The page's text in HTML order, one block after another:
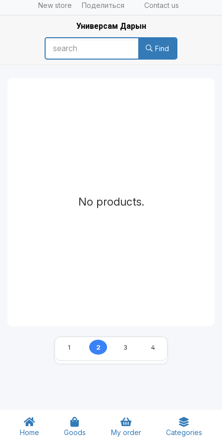
New store Поделиться Contact us
Универсам Дарын
Find
No products.
1 2 3 4
Home Goods My order Categories